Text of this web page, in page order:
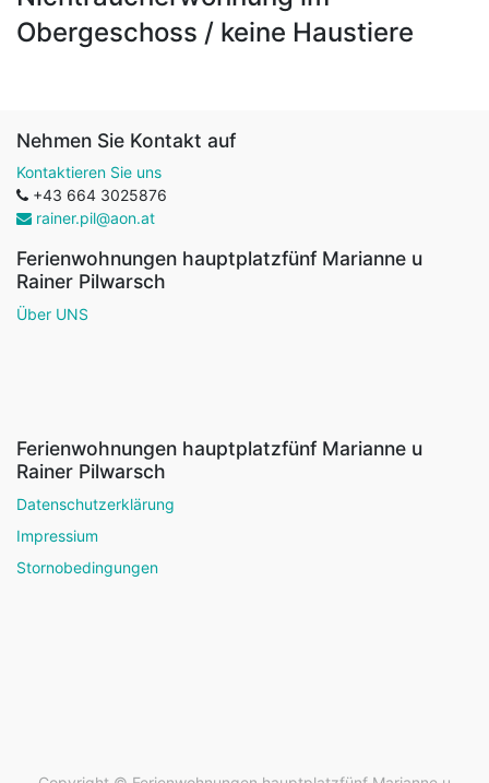
Obergeschoss / keine Haustiere
Nehmen Sie Kontakt auf
Kontaktieren Sie uns
+43 664 3025876
rainer.pil@aon.at
Ferienwohnungen hauptplatzfünf Marianne u
Rainer Pilwarsch
Über UNS
Ferienwohnungen hauptplatzfünf Marianne u
Rainer Pilwarsch
Datenschutzerklärung
Impressium
Stornobedingungen